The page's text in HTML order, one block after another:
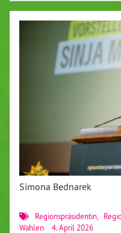
Simona Bednarek
Regionspräsidentin,
Wahlen
4. April 2026